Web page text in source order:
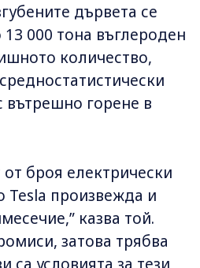
дървета се
000 тона въглероден
количество,
вътрешно горене в
броя електрически
Tesla произвежда и
казва той.
затова трябва